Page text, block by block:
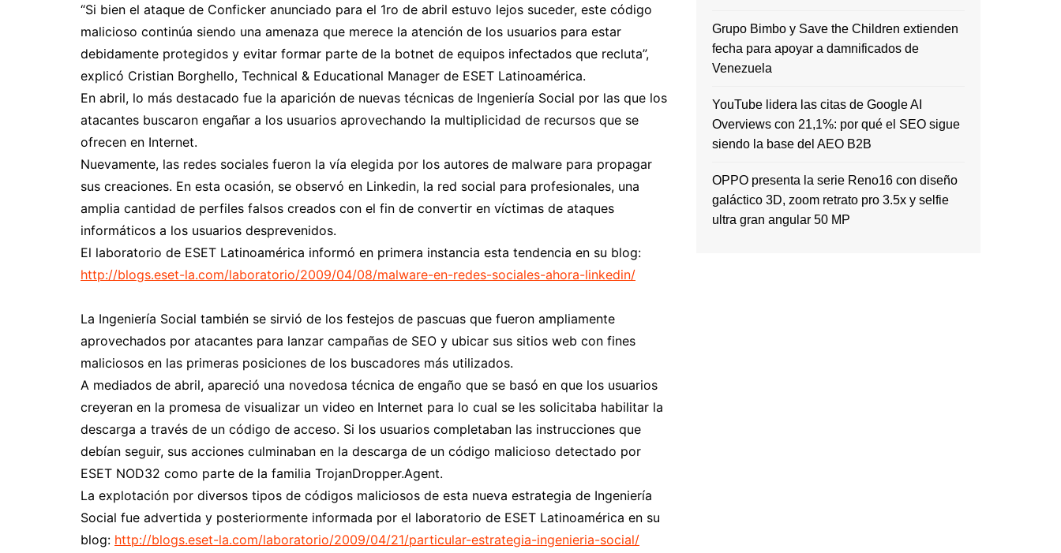
“Si bien el ataque de Conficker anunciado para el 1ro de abril estuvo lejos suceder, este código
malicioso continúa siendo una amenaza que merece la atención de los usuarios para estar
debidamente protegidos y evitar formar parte de la botnet de equipos infectados que recluta”,
explicó Cristian Borghello, Technical & Educational Manager de ESET Latinoamérica.
En abril, lo más destacado fue la aparición de nuevas técnicas de Ingeniería Social por las que los
atacantes buscaron engañar a los usuarios aprovechando la multiplicidad de recursos que se
ofrecen en Internet.
Nuevamente, las redes sociales fueron la vía elegida por los autores de malware para propagar
sus creaciones. En esta ocasión, se observó en Linkedin, la red social para profesionales, una
amplia cantidad de perfiles falsos creados con el fin de convertir en víctimas de ataques
informáticos a los usuarios desprevenidos.
El laboratorio de ESET Latinoamérica informó en primera instancia esta tendencia en su blog:
http://blogs.eset-la.com/laboratorio/2009/04/08/malware-en-redes-sociales-ahora-linkedin/
La Ingeniería Social también se sirvió de los festejos de pascuas que fueron ampliamente
aprovechados por atacantes para lanzar campañas de SEO y ubicar sus sitios web con fines
maliciosos en las primeras posiciones de los buscadores más utilizados.
A mediados de abril, apareció una novedosa técnica de engaño que se basó en que los usuarios
creyeran en la promesa de visualizar un video en Internet para lo cual se les solicitaba habilitar la
descarga a través de un código de acceso. Si los usuarios completaban las instrucciones que
debían seguir, sus acciones culminaban en la descarga de un código malicioso detectado por
ESET NOD32 como parte de la familia TrojanDropper.Agent.
La explotación por diversos tipos de códigos maliciosos de esta nueva estrategia de Ingeniería
Social fue advertida y posteriormente informada por el laboratorio de ESET Latinoamérica en su
blog: http://blogs.eset-la.com/laboratorio/2009/04/21/particular-estrategia-ingenieria-social/
Grupo Bimbo y Save the Children extienden
fecha para apoyar a damnificados de
Venezuela
YouTube lidera las citas de Google AI
Overviews con 21,1%: por qué el SEO sigue
siendo la base del AEO B2B
OPPO presenta la serie Reno16 con diseño
galáctico 3D, zoom retrato pro 3.5x y selfie
ultra gran angular 50 MP